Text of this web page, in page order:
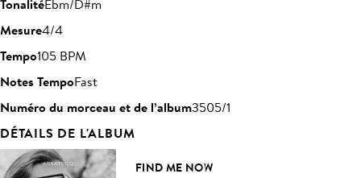
TonalitéEbm/D#m
Mesure4/4
Tempo105 BPM
Notes TempoFast
Numéro du morceau et de l’album3505/1
DÉTAILS DE L'ALBUM
FIND ME NOW